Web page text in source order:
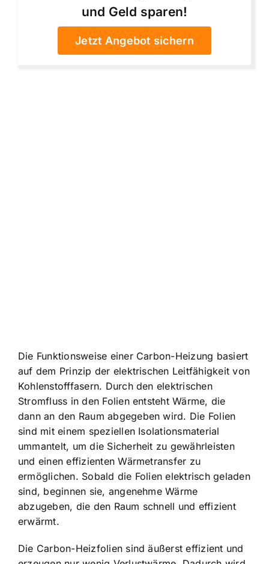
und Geld sparen!
Jetzt Angebot sichern
Die Funktionsweise einer Carbon-Heizung basiert
auf dem Prinzip der elektrischen Leitfähigkeit von
Kohlenstofffasern. Durch den elektrischen
Stromfluss in den Folien entsteht Wärme, die
dann an den Raum abgegeben wird. Die Folien
sind mit einem speziellen Isolationsmaterial
ummantelt, um die Sicherheit zu gewährleisten
und einen effizienten Wärmetransfer zu
ermöglichen. Sobald die Folien elektrisch geladen
sind, beginnen sie, angenehme Wärme
abzugeben, die den Raum schnell und effizient
erwärmt.
Die Carbon-Heizfolien sind äußerst effizient und